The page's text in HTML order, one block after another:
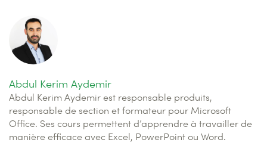
Abdul Kerim Aydemir
Abdul Kerim Aydemir est responsable produits,
responsable de section et formateur pour Microsoft
Office. Ses cours permettent d’apprendre à travailler de
manière efficace avec Excel, PowerPoint ou Word.